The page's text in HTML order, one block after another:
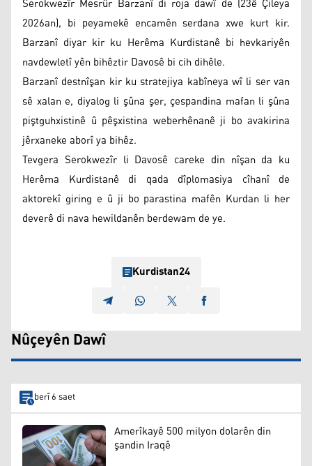
2026an), bi peyamekê encamên serdana xwe kurt kir.
Barzanî diyar kir ku Herêma Kurdistanê bi hevkariyên
navdewletî yên bihêztir Davosê bi cih dihêle.
Barzanî destnîşan kir ku stratejiya kabîneya wî li ser van
sê xalan e, diyalog li şûna şer, çespandina mafan li şûna
piştguhxistinê û pêşxistina weberhênanê ji bo avakirina
jêrxaneke aborî ya bihêz.
Tevgera Serokwezîr li Davosê careke din nîşan da ku
Herêma Kurdistanê di qada dîplomasiya cîhanî de
aktorekî giring e û ji bo parastina mafên Kurdan li her
deverê di nava hewildanên berdewam de ye.
Kurdistan24
Nûçeyên Dawî
berî 6 saet
Amerîkayê 500 milyon dolarên din
şandin Iraqê